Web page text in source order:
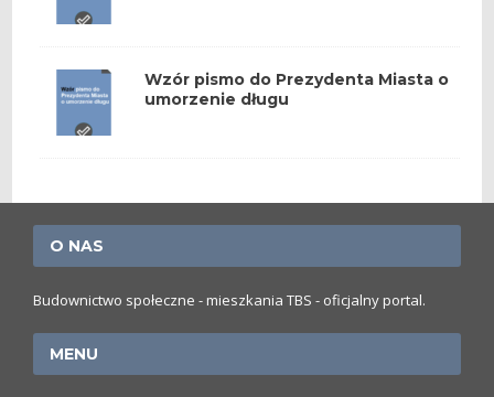
Wzór pismo do Prezydenta Miasta o
umorzenie długu
O NAS
Budownictwo społeczne - mieszkania TBS - oficjalny portal.
MENU